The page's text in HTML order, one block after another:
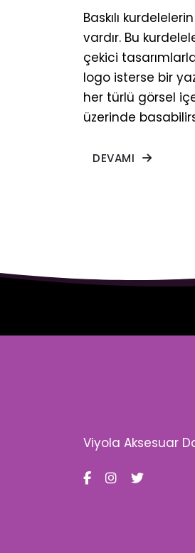
Baskılı
vardır. Bu
çekici
logo isterse bir
her türlü görsel
üzerinde
DEVAMI
Viyola Aksesuar